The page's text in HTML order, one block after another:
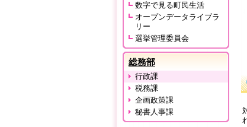
数字で見る町民生活
オープンデータライブラ
リー
選挙管理委員会
総務部
行政課
税務課
企画政策課
秘書人事課